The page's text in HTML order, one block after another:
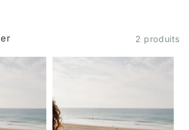
2 produits